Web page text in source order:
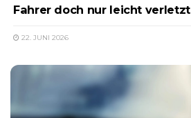
Fahrer doch nur leicht verletzt
22. JUNI 2026